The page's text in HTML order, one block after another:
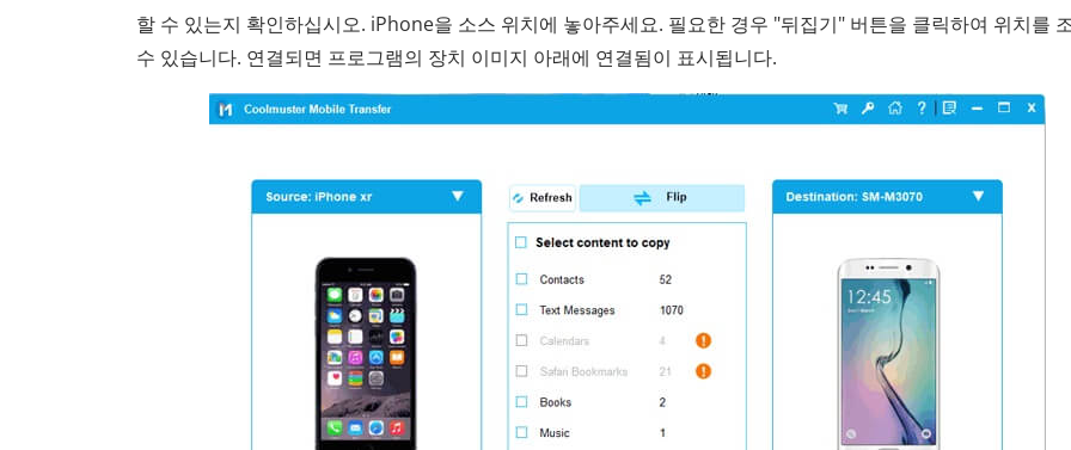
할 수 있는지 확인하십시오. iPhone을 소스 위치에 놓아주세요. 필요한 경우 "뒤집기" 버튼을 클릭하여 위치를
수 있습니다. 연결되면 프로그램의 장치 이미지 아래에 연결됨이 표시됩니다.